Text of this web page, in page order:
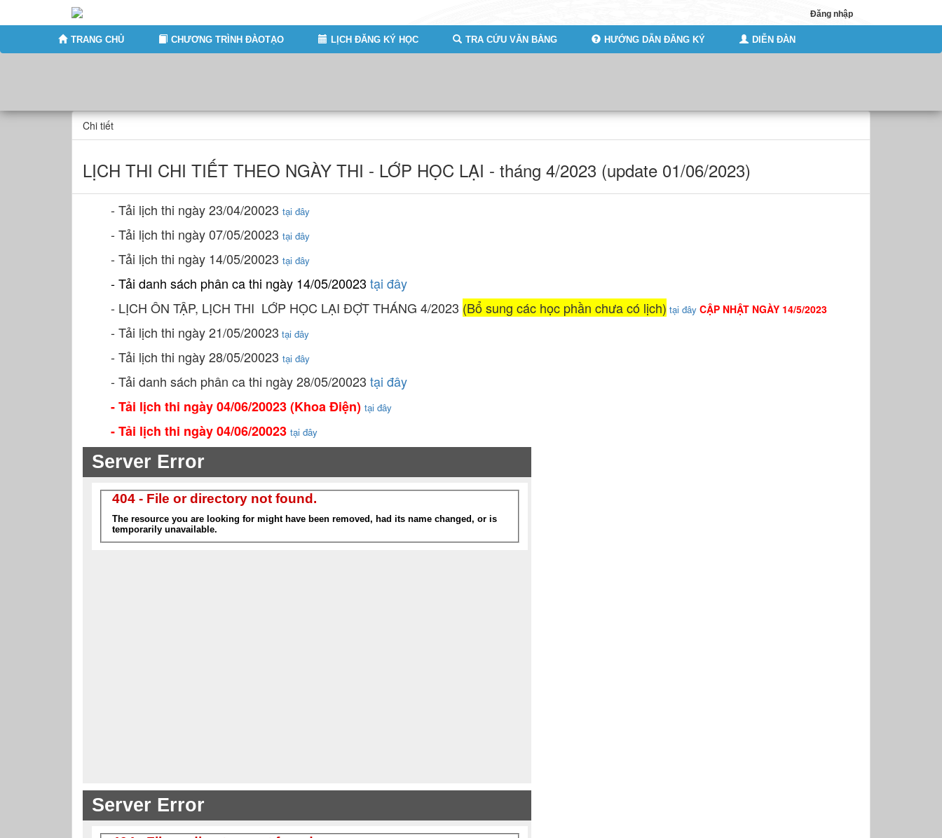
Đăng nhập
TRANG CHỦ CHƯƠNG TRÌNH ĐÀOTẠO LỊCH ĐĂNG KÝ HỌC TRA CỨU VĂN BẰNG HƯỚNG DẪN ĐĂNG KÝ DIỄN ĐÀN
Chi tiết
LỊCH THI CHI TIẾT THEO NGÀY THI - LỚP HỌC LẠI - tháng 4/2023 (update 01/06/2023)
- Tải lịch thi ngày 23/04/20023 tại đây
- Tải lịch thi ngày 07/05/20023 tại đây
- Tải lịch thi ngày 14/05/20023 tại đây
- Tải danh sách phân ca thi ngày 14/05/20023 tại đây
- LỊCH ÔN TẬP, LỊCH THI LỚP HỌC LẠI ĐỢT THÁNG 4/2023 (Bổ sung các học phần chưa có lịch) tại đây CẬP NHẬT NGÀY 14/5/2023
- Tải lịch thi ngày 21/05/20023 tại đây
- Tải lịch thi ngày 28/05/20023 tại đây
- Tải danh sách phân ca thi ngày 28/05/20023 tại đây
- Tải lịch thi ngày 04/06/20023 (Khoa Điện) tại đây
- Tải lịch thi ngày 04/06/20023 tại đây